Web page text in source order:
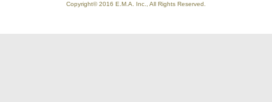
Copyright© 2016 E.M.A. Inc., All Rights Reserved.